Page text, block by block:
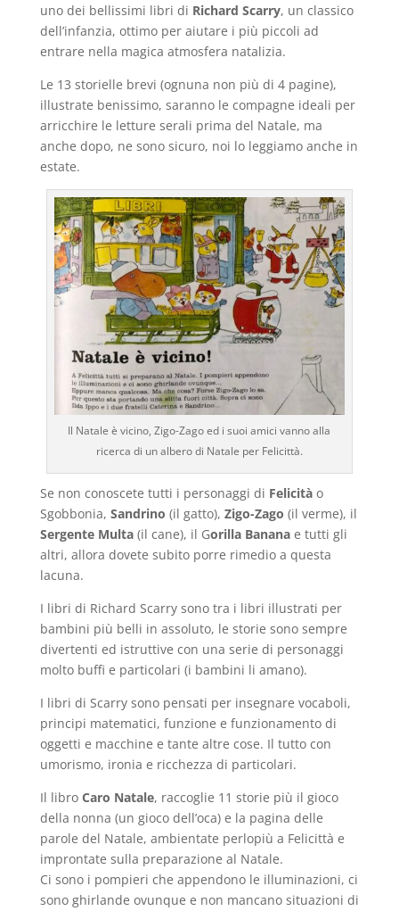
uno dei bellissimi libri di Richard Scarry, un classico
dell’infanzia, ottimo per aiutare i più piccoli ad
entrare nella magica atmosfera natalizia.
Le 13 storielle brevi (ognuna non più di 4 pagine),
illustrate benissimo, saranno le compagne ideali per
arricchire le letture serali prima del Natale, ma
anche dopo, ne sono sicuro, noi lo leggiamo anche in
estate.
Il Natale è vicino, Zigo-Zago ed i suoi amici vanno alla
ricerca di un albero di Natale per Felicittà.
Se non conoscete tutti i personaggi di Felicitào
Sgobbonia, Sandrino (il gatto), Zigo-Zago (il verme), il
Sergente Multa(il cane), il Gorilla Bananae tutti gli
altri, allora dovete subito porre rimedio a questa
lacuna.
I libri di Richard Scarry sono tra i libri illustrati per
bambini più belli in assoluto, le storie sono sempre
divertenti ed istruttive con una serie di personaggi
molto buffi e particolari (i bambini li amano).
I libri di Scarry sono pensati per insegnare vocaboli,
principi matematici, funzione e funzionamento di
oggetti e macchine e tante altre cose. Il tutto con
umorismo, ironia e ricchezza di particolari.
Il libro Caro Natale, raccoglie 11 storie più il gioco
della nonna (un gioco dell’oca) e la pagina delle
parole del Natale, ambientate perlopiù a Felicittà e
improntate sulla preparazione al Natale.
Ci sono i pompieri che appendono le illuminazioni, ci
sono ghirlande ovunque e non mancano situazioni di